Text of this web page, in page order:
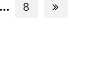
... 8